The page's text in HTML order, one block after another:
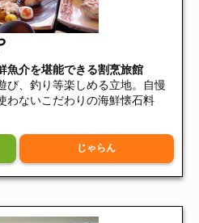
魚介を堪能できる割烹旅館
び、釣り等楽しめる立地。自慢
わないこだわりの海鮮懐石料
じゃらん